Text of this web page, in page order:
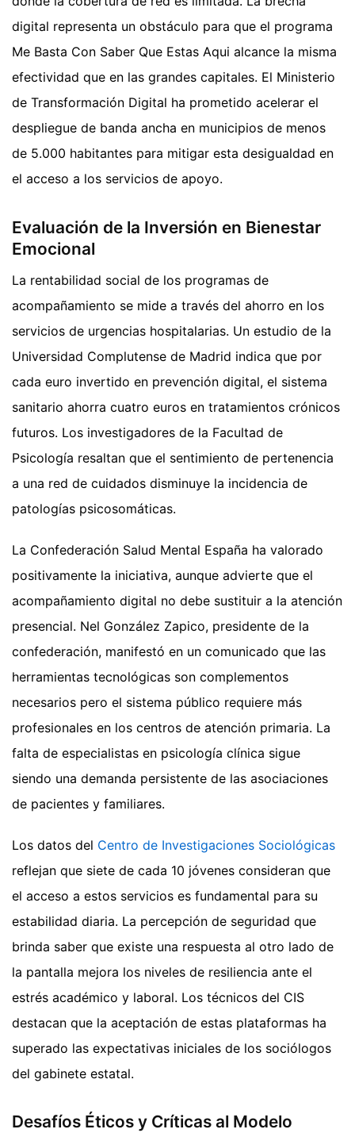
digital representa un obstáculo para que el programa
Me Basta Con Saber Que Estas Aqui alcance la misma
efectividad que en las grandes capitales. El Ministerio
de Transformación Digital ha prometido acelerar el
despliegue de banda ancha en municipios de menos
de 5.000 habitantes para mitigar esta desigualdad en
el acceso a los servicios de apoyo.
Evaluación de la Inversión en Bienestar
Emocional
La rentabilidad social de los programas de
acompañamiento se mide a través del ahorro en los
servicios de urgencias hospitalarias. Un estudio de la
Universidad Complutense de Madrid indica que por
cada euro invertido en prevención digital, el sistema
sanitario ahorra cuatro euros en tratamientos crónicos
futuros. Los investigadores de la Facultad de
Psicología resaltan que el sentimiento de pertenencia
a una red de cuidados disminuye la incidencia de
patologías psicosomáticas.
La Confederación Salud Mental España ha valorado
positivamente la iniciativa, aunque advierte que el
acompañamiento digital no debe sustituir a la atención
presencial. Nel González Zapico, presidente de la
confederación, manifestó en un comunicado que las
herramientas tecnológicas son complementos
necesarios pero el sistema público requiere más
profesionales en los centros de atención primaria. La
falta de especialistas en psicología clínica sigue
siendo una demanda persistente de las asociaciones
de pacientes y familiares.
Los datos del Centro de Investigaciones Sociológicas
reflejan que siete de cada 10 jóvenes consideran que
el acceso a estos servicios es fundamental para su
estabilidad diaria. La percepción de seguridad que
brinda saber que existe una respuesta al otro lado de
la pantalla mejora los niveles de resiliencia ante el
estrés académico y laboral. Los técnicos del CIS
destacan que la aceptación de estas plataformas ha
superado las expectativas iniciales de los sociólogos
del gabinete estatal.
Desafíos Éticos y Críticas al Modelo